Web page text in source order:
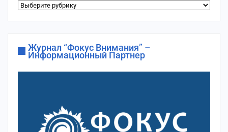
Рубрики
Журнал “Фокус Внимания” –
Информационный Партнер